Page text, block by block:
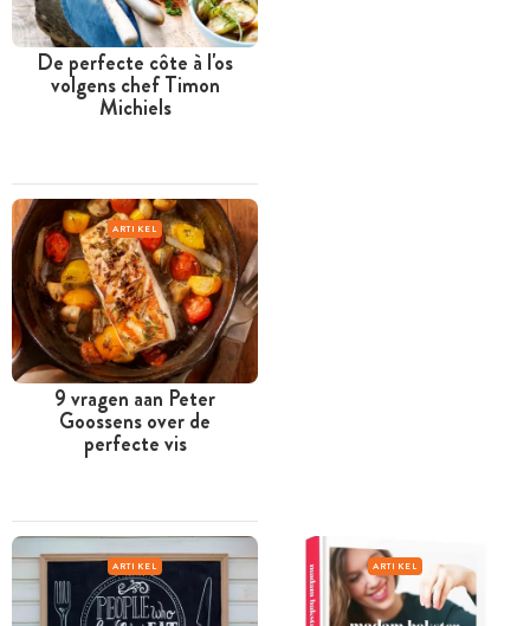
De perfecte côte à l'os
volgens chef Timon
Michiels
ARTIKEL
9 vragen aan Peter
Goossens over de
perfecte vis
ARTIKEL ARTIKEL